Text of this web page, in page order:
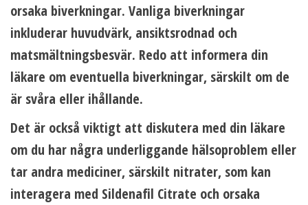
orsaka biverkningar. Vanliga biverkningar
inkluderar huvudvärk, ansiktsrodnad och
matsmältningsbesvär. Redo att informera din
läkare om eventuella biverkningar, särskilt om de
är svåra eller ihållande.
Det är också viktigt att diskutera med din läkare
om du har några underliggande hälsoproblem eller
tar andra mediciner, särskilt nitrater, som kan
interagera med Sildenafil Citrate och orsaka